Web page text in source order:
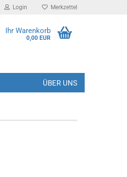
Login Merkzettel
Ihr Warenkorb
0,00 EUR
ÜBER UNS